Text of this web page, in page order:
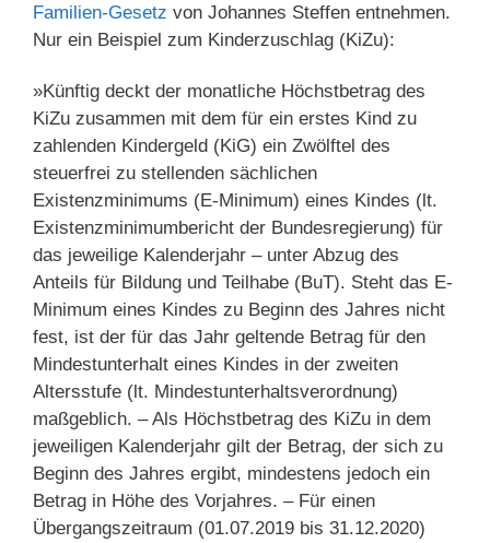
Familien-Gesetz von Johannes Steffen entnehmen.
Nur ein Beispiel zum Kinderzuschlag (KiZu):
»Künftig deckt der monatliche Höchstbetrag des
KiZu zusammen mit dem für ein erstes Kind zu
zahlenden Kindergeld (KiG) ein Zwölftel des
steuerfrei zu stellenden sächlichen
Existenzminimums (E-Minimum) eines Kindes (lt.
Existenzminimumbericht der Bundesregierung) für
das jeweilige Kalenderjahr – unter Abzug des
Anteils für Bildung und Teilhabe (BuT). Steht das E-
Minimum eines Kindes zu Beginn des Jahres nicht
fest, ist der für das Jahr geltende Betrag für den
Mindestunterhalt eines Kindes in der zweiten
Altersstufe (lt. Mindestunterhaltsverordnung)
maßgeblich. – Als Höchstbetrag des KiZu in dem
jeweiligen Kalenderjahr gilt der Betrag, der sich zu
Beginn des Jahres ergibt, mindestens jedoch ein
Betrag in Höhe des Vorjahres. – Für einen
Übergangszeitraum (01.07.2019 bis 31.12.2020)